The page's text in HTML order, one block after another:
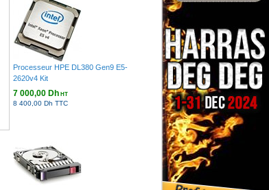
Processeur HPE DL380 Gen9 E5-
2620v4 Kit
7 000,00 DhHT
8 400,00 Dh TTC